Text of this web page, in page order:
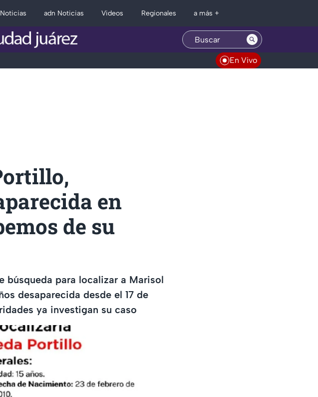
Noticias adn Noticias Videos Regionales a más +
En Vivo
en
de su
búsqueda para localizar a Marisol
desaparecida desde el 17 de
ya investigan su caso